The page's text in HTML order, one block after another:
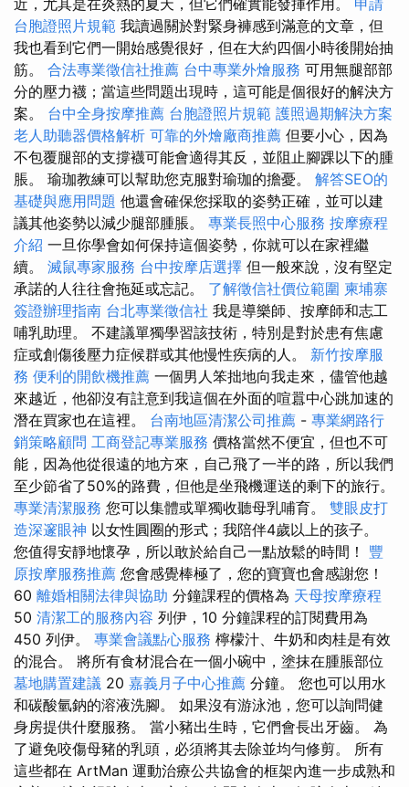
台胞證照片規範 我讀過關於對緊身褲感到滿意的文章，但
我也看到它們一開始感覺很好，但在大約四個小時後開始抽
筋。 合法專業徵信社推薦 台中專業外燴服務 可用無腿部部
分的壓力襪；當這些問題出現時，這可能是個很好的解決方
案。 台中全身按摩推薦 台胞證照片規範 護照過期解決方案
老人助聽器價格解析 可靠的外燴廠商推薦 但要小心，因為
不包覆腿部的支撐襪可能會適得其反，並阻止腳踝以下的腫
脹。 瑜珈教練可以幫助您克服對瑜珈的擔憂。 解答SEO的
基礎與應用問題 他還會確保您採取的姿勢正確，並可以建
議其他姿勢以減少腿部腫脹。 專業長照中心服務 按摩療程
介紹 一旦你學會如何保持這個姿勢，你就可以在家裡繼
續。 滅鼠專家服務 台中按摩店選擇 但一般來說，沒有堅定
承諾的人往往會拖延或忘記。 了解徵信社價位範圍 柬埔寨
簽證辦理指南 台北專業徵信社 我是導樂師、按摩師和志工
哺乳助理。 不建議單獨學習該技術，特別是對於患有焦慮
症或創傷後壓力症候群或其他慢性疾病的人。 新竹按摩服
務 便利的開飲機推薦 一個男人笨拙地向我走來，儘管他越
來越近，他卻沒有註意到我這個在外面的喧囂中心跳加速的
潛在買家也在這裡。 台南地區清潔公司推薦 - 專業網路行
銷策略顧問 工商登記專業服務 價格當然不便宜，但也不可
能，因為他從很遠的地方來，自己飛了一半的路，所以我們
至少節省了50%的路費，但他是坐飛機運送的剩下的旅行。
專業清潔服務 您可以集體或單獨收聽母乳哺育。 雙眼皮打
造深邃眼神 以女性圓圈的形式；我陪伴4歲以上的孩子。
您值得安靜地懷孕，所以敢於給自己一點放鬆的時間！ 豐
原按摩服務推薦 您會感覺棒極了，您的寶寶也會感謝您！
60 離婚相關法律與協助 分鐘課程的價格為 天母按摩療程
50 清潔工的服務內容 列伊，10 分鐘課程的訂閱費用為
450 列伊。 專業會議點心服務 檸檬汁、牛奶和肉桂是有效
的混合。 將所有食材混合在一個小碗中，塗抹在腫脹部位
墓地購置建議 20 嘉義月子中心推薦 分鐘。 您也可以用水
和碳酸氫鈉的溶液洗腳。 如果沒有游泳池，您可以詢問健
身房提供什麼服務。 當小豬出生時，它們會長出牙齒。 為
了避免咬傷母豬的乳頭，必須將其去除並均勻修剪。 所有
這些都在 ArtMan 運動治療公共協會的框架內進一步成熟和